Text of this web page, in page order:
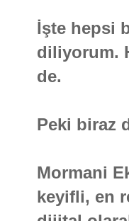
İşte hepsi
diliyorum.
de.
Peki biraz
Mormani
keyifli, en